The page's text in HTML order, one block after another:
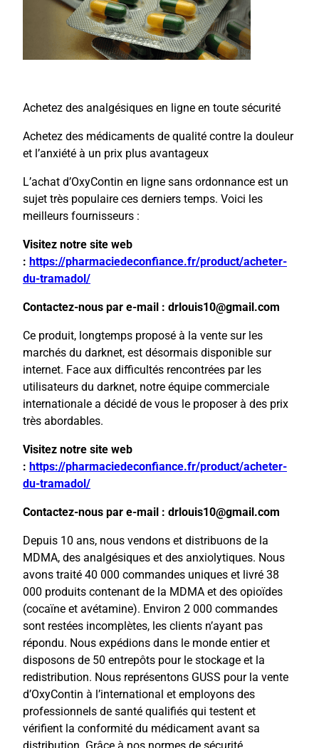
Achetez des analgésiques en ligne en toute sécurité
Achetez des médicaments de qualité contre la douleur
et l’anxiété à un prix plus avantageux
L’achat d’OxyContin en ligne sans ordonnance est un
sujet très populaire ces derniers temps. Voici les
meilleurs fournisseurs :
Visitez notre site web
: https://pharmaciedeconfiance.fr/product/acheter-
du-tramadol/
Contactez-nous par e-mail : drlouis10@gmail.com
Ce produit, longtemps proposé à la vente sur les
marchés du darknet, est désormais disponible sur
internet. Face aux difficultés rencontrées par les
utilisateurs du darknet, notre équipe commerciale
internationale a décidé de vous le proposer à des prix
très abordables.
Visitez notre site web
: https://pharmaciedeconfiance.fr/product/acheter-
du-tramadol/
Contactez-nous par e-mail : drlouis10@gmail.com
Depuis 10 ans, nous vendons et distribuons de la
MDMA, des analgésiques et des anxiolytiques. Nous
avons traité 40 000 commandes uniques et livré 38
000 produits contenant de la MDMA et des opioïdes
(cocaïne et avétamine). Environ 2 000 commandes
sont restées incomplètes, les clients n’ayant pas
répondu. Nous expédions dans le monde entier et
disposons de 50 entrepôts pour le stockage et la
redistribution. Nous représentons GUSS pour la vente
d’OxyContin à l’international et employons des
professionnels de santé qualifiés qui testent et
vérifient la conformité du médicament avant sa